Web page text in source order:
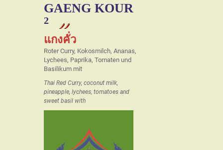
GAENG KOUR
2
แกงคั่ว
Roter Curry, Kokosmilch, Ananas,
Lychees, Paprika, Tomaten und
Basilikum mit
Thai Red Curry, coconut milk,
pineapple, lychees, tomatoes and
sweet basil with